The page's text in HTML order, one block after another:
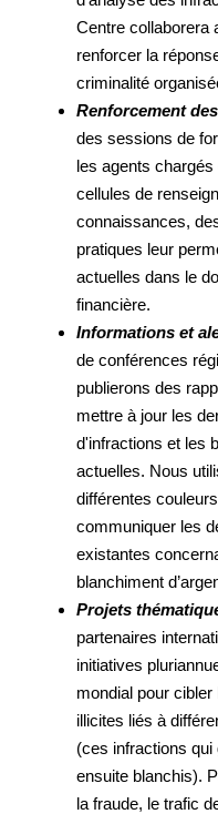
Centre collaborera
renforcer la
criminalité
Renforcement
des sessions de
les agents chargés
cellules de
connaissances,
pratiques leur
actuelles dans le
financière.
Informations et
de conférences
publierons des
mettre à jour les
d'infractions et les
actuelles. Nous
différentes
communiquer les
existantes
blanchiment
Projets
partenaires
initiatives
mondial pour
illicites liés à
(ces infractions
ensuite blanchis).
la fraude, le trafic